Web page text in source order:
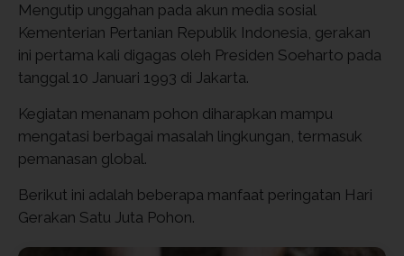
Mengutip unggahan pada akun media sosial
Kementerian Pertanian Republik Indonesia, gerakan
ini pertama kali digagas oleh Presiden Soeharto pada
tanggal 10 Januari 1993 di Jakarta.
Kegiatan menanam pohon diharapkan mampu
mengatasi berbagai masalah lingkungan, termasuk
pemanasan global.
Berikut ini adalah beberapa manfaat peringatan Hari
Gerakan Satu Juta Pohon.